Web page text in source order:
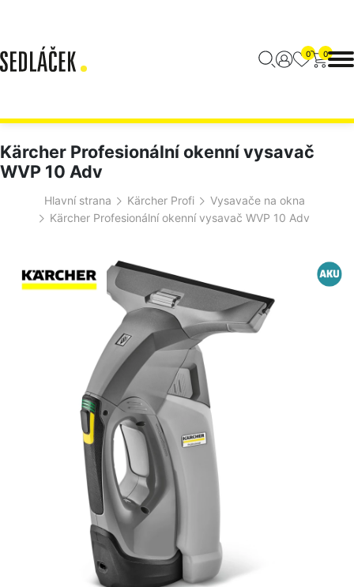
0 0
Kärcher Profesionální okenní vysavač
WVP 10 Adv
Hlavní strana Kärcher Profi
Vysavače na okna
Kärcher Profesionální okenní vysavač WVP 10 Adv